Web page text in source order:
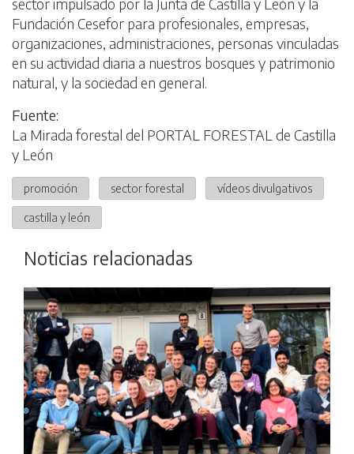
sector impulsado por la Junta de Castilla y León y la
Fundación Cesefor para profesionales, empresas,
organizaciones, administraciones, personas vinculadas
en su actividad diaria a nuestros bosques y patrimonio
natural, y la sociedad en general.
Fuente:
La Mirada forestal del PORTAL FORESTAL de Castilla
y León
promoción sector forestal vídeos divulgativos
castilla y león
Noticias relacionadas